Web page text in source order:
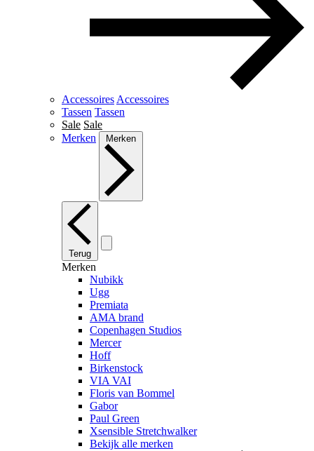
Accessoires Accessoires
Tassen Tassen
Sale Sale
Merken
Merken
Terug
Merken
Nubikk
Ugg
Premiata
AMA brand
Copenhagen Studios
Mercer
Hoff
Birkenstock
VIA VAI
Floris van Bommel
Gabor
Paul Green
Xsensible Stretchwalker
Bekijk alle merken